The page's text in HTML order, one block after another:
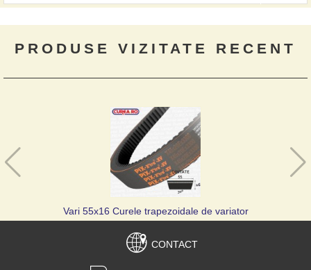
PRODUSE VIZITATE RECENT
Vari 55x16 Curele trapezoidale de variator
CONTACT